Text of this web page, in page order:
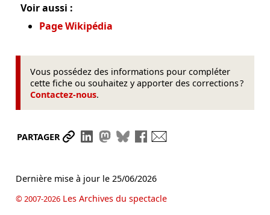
Voir aussi :
Page Wikipédia
Vous possédez des informations pour compléter
cette fiche ou souhaitez y apporter des corrections ?
Contactez-nous.
PARTAGER Partager le lien
Partager sur LinkedIn
Partager sur Mastodon
Partager sur Bluesky
Partager sur Facebook
Dernière mise à jour le 25/06/2026
© 2007-2026Les Archives du spectacle